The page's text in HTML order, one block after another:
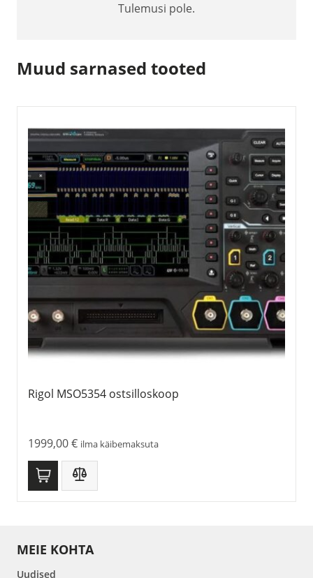
Tulemusi pole.
Muud sarnased tooted
Rigol MSO5354 ostsilloskoop
1999,00€ ilma käibemaksuta
MEIE KOHTA
Uudised